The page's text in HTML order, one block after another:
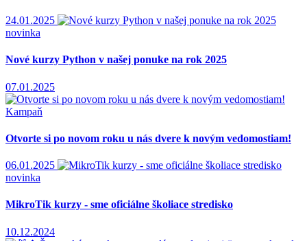
24.01.2025
novinka
Nové kurzy Python v našej ponuke na rok 2025
07.01.2025
Kampaň
Otvorte si po novom roku u nás dvere k novým vedomostiam!
06.01.2025
novinka
MikroTik kurzy - sme oficiálne školiace stredisko
10.12.2024